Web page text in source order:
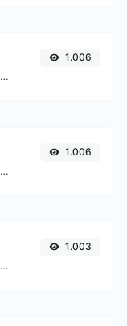
Converta facilmente arquivos de imagem ICO para WEBP.
1.006
Converta facilmente arquivos de imagem WEBP para PNG.
1.006
Converta facilmente arquivos de imagem ICO para JPG.
1.003